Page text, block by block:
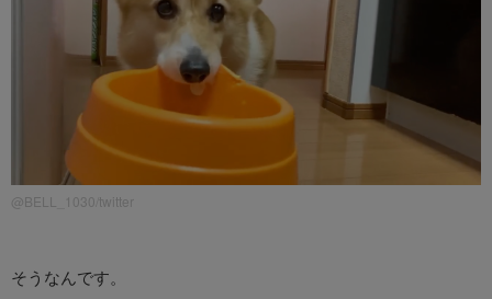
@BELL_1030/twitter
そうなんです。